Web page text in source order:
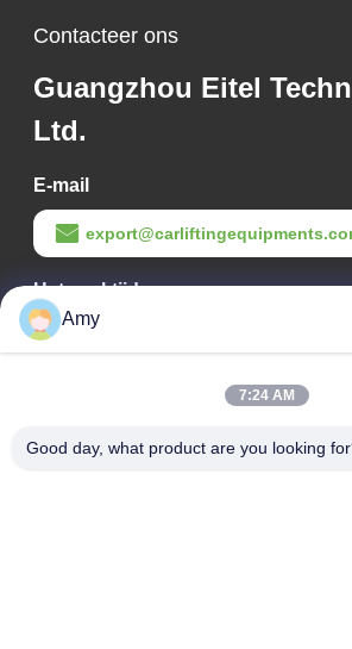
Contacteer ons
Guangzhou Eitel
Ltd.
E-mail
Het werktijd
09:00-18:00
Nationale weg 106, Huadu-district,
Amy
7:24 AM
Good day, what product are you looking